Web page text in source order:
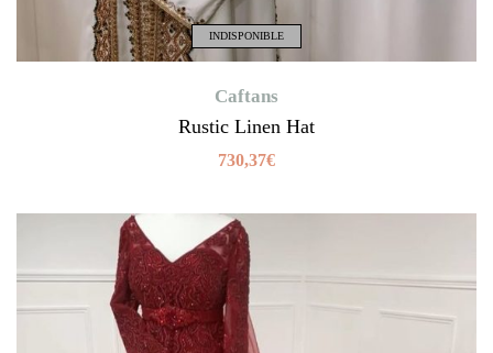
INDISPONIBLE
Caftans
Rustic Linen Hat
730,37€